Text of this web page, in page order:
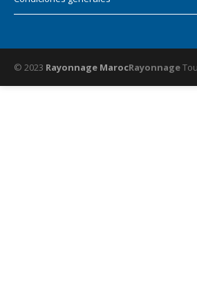
© 2023 Rayonnage MarocRayonnage